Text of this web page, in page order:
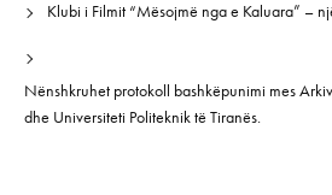
Klubi i Filmit “Mësojmë nga e Kaluara” –
Nënshkruhet protokoll bashkëpunimi mes
dhe Universiteti Politeknik të Tiranës.